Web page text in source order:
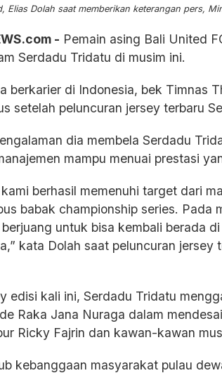
Elias Dolah saat memberikan keterangan pers,
- Pemain asing Bali United
Serdadu Tridatu di musim ini.
berkarier di Indonesia, bek Timnas
setelah peluncuran jersey terbaru
dia membela Serdadu
mampu menuai prestasi
berhasil memenuhi target dari
babak championship series. Pada
untuk bisa kembali berada
kata Dolah saat peluncuran
edisi kali ini, Serdadu Tridatu
Raka Jana Nuraga dalam
Ricky Fajrin dan kawan-kawan
kebanggaan masyarakat pulau